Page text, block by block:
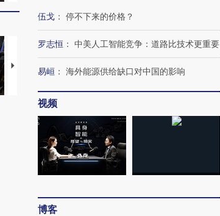
视线｜全球最热百城独占
97个 印度如何熬过48°C
38岁梅西上演帽子戏法
伍戈 ： 停不下来的价格？
罗志恒 ： 中美人工智能竞争：道路比技术更重要
易峘 ： 海外能源供给缺口对中国的影响
视频
博客